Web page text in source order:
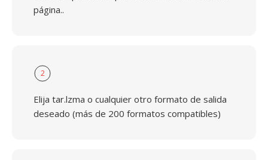
página..
2
Elija tar.lzma o cualquier otro formato de salida
deseado (más de 200 formatos compatibles)